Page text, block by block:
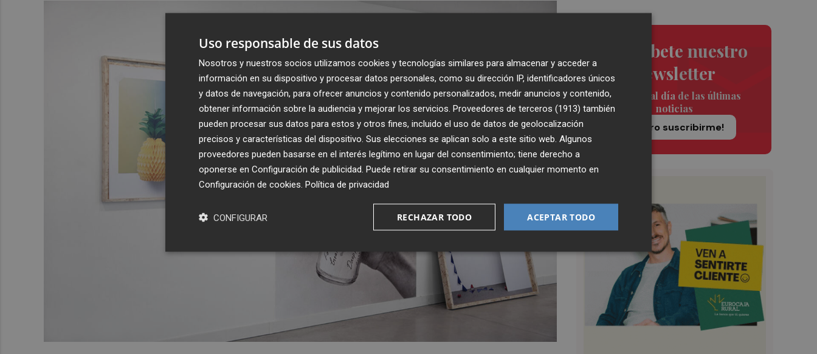
Suscríbete nuestro
newsletter
Siempre al día de las últimas
noticias
¡Quiero suscribirme!
Uso responsable de sus datos
Nosotros y nuestros socios utilizamos cookies y tecnologías similares para almacenar y acceder a
información en su dispositivo y procesar datos personales, como su dirección IP, identificadores únicos
y datos de navegación, para ofrecer anuncios y contenido personalizados, medir anuncios y contenido,
obtener información sobre la audiencia y mejorar los servicios. Proveedores de terceros (1913) también
pueden procesar sus datos para estos y otros fines, incluido el uso de datos de geolocalización
precisos y características del dispositivo. Sus elecciones se aplican solo a este sitio web. Algunos
proveedores pueden basarse en el interés legítimo en lugar del consentimiento; tiene derecho a
oponerse en Configuración de publicidad . Puede retirar su consentimiento en cualquier momento en
Configuración de cookies Política de privacidad
ACEPTAR TODO
RECHAZAR TODO
CONFIGURAR